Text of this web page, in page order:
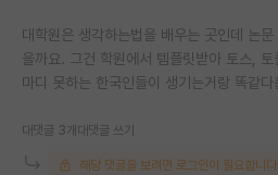
대학원은 생각하는법을 배우는 곳인데 논
을까요. 그건 학원에서 템플릿받아 토스,
마디 못하는 한국인들이 생기는거랑 똑같다
대댓글 3개 대댓글 쓰기
해당 댓글을 보려면 로그인이 필요합니다.